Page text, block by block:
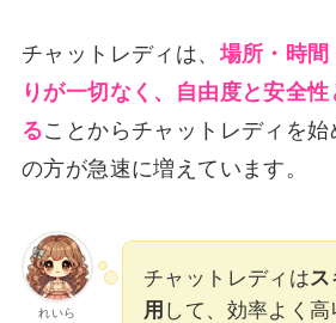
チャットレディは、場所・時間
りが一切なく、自由度と安全
ることからチャットレディを
の方が急速に増えています。
れいら
チャットレディはス
用 して、効率よく高